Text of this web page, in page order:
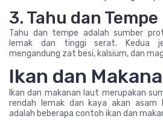
3. Tahu dan Tempe
Tahu dan tempe adalah sumber
lemak dan tinggi serat. Kedua
mengandung zat besi, kalsium, dan
Ikan dan
Ikan dan makanan laut merupakan
rendah lemak dan kaya akan asam
adalah beberapa contoh ikan dan